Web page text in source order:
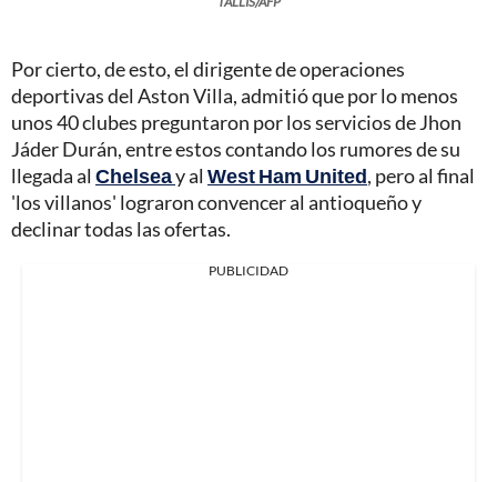
Por cierto, de esto, el dirigente de operaciones
deportivas del Aston Villa, admitió que por lo menos
unos 40 clubes preguntaron por los servicios de Jhon
Jáder Durán, entre estos contando los rumores de su
llegada al Chelseay al West Ham United, pero al final
'los villanos' lograron convencer al antioqueño y
declinar todas las ofertas.
PUBLICIDAD